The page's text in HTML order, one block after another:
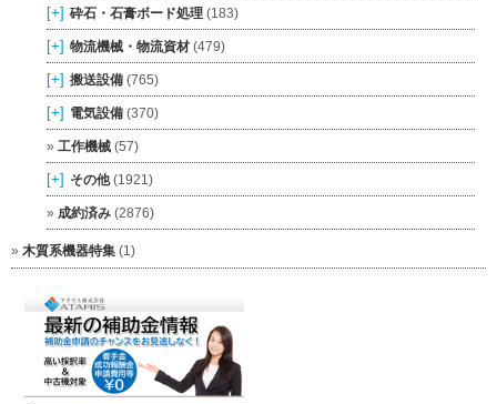
[+] 砕石・石膏ボード処理 (183)
[+] 物流機械・物流資材 (479)
[+] 搬送設備 (765)
[+] 電気設備 (370)
工作機械 (57)
[+] その他(1921)
成約済み (2876)
木質系機器特集 (1)